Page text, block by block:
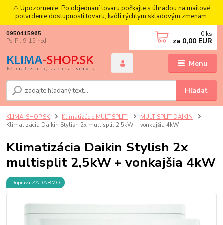
⚠️ Upozornenie: Po objednaní tovaru počkajte s úhradou na mailové
potvrdenie dostupnosti tovaru, kvôli rýchlym skladovým zmenám.
Menu
Hľadať
0950415965
Po-Pi: 9-15 hod
0 ks
za 0,00 EUR
KLIMA-SHOP.SK Klimatizácie MULTISPLIT
MULTISPLIT DAIKIN
Klimatizácia Daikin Stylish 2x multisplit 2,5kW + vonkajšia 4kW
Klimatizácia Daikin Stylish 2x
multisplit 2,5kW + vonkajšia 4kW
Doprava ZADARMO